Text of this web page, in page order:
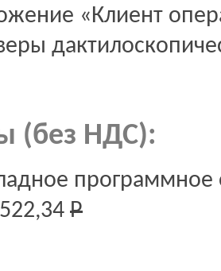
«Клиент
(без НДС):
Р